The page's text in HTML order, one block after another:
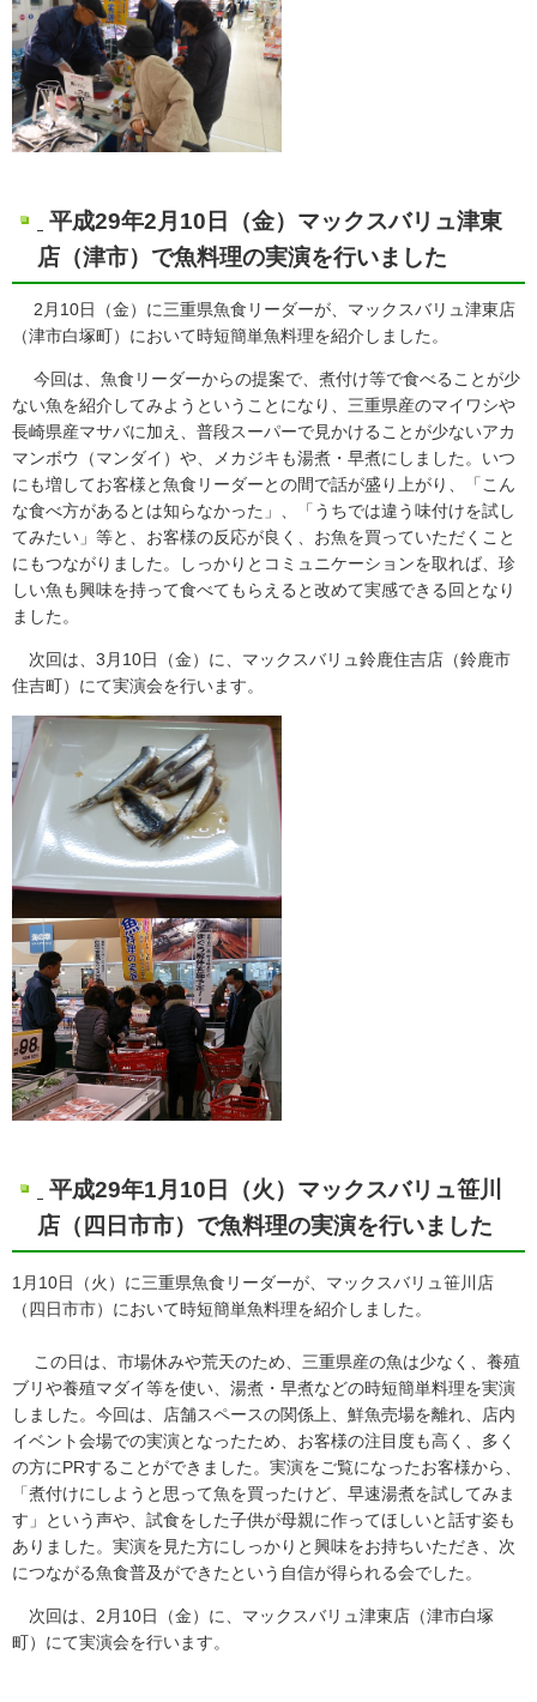
平成29年2月10日（金）マックスバリュ津東
店（津市）で魚料理の実演を行いました
2月10日（金）に三重県魚食リーダーが、マックスバリュ津東店
（津市白塚町）において時短簡単魚料理を紹介しました。
今回は、魚食リーダーからの提案で、煮付け等で食べることが少
ない魚を紹介してみようということになり、三重県産のマイワシや
長崎県産マサバに加え、普段スーパーで見かけることが少ないアカ
マンボウ（マンダイ）や、メカジキも湯煮・早煮にしました。いつ
にも増してお客様と魚食リーダーとの間で話が盛り上がり、「こん
な食べ方があるとは知らなかった」、「うちでは違う味付けを試し
てみたい」等と、お客様の反応が良く、お魚を買っていただくこと
にもつながりました。しっかりとコミュニケーションを取れば、珍
しい魚も興味を持って食べてもらえると改めて実感できる回となり
ました。
次回は、3月10日（金）に、マックスバリュ鈴鹿住吉店（鈴鹿市
住吉町）にて実演会を行います。
平成29年1月10日（火）マックスバリュ笹川
店（四日市市）で魚料理の実演を行いました
1月10日（火）に三重県魚食リーダーが、マックスバリュ笹川店
（四日市市）において時短簡単魚料理を紹介しました。
この日は、市場休みや荒天のため、三重県産の魚は少なく、養殖
ブリや養殖マダイ等を使い、湯煮・早煮などの時短簡単料理を実演
しました。今回は、店舗スペースの関係上、鮮魚売場を離れ、店内
イベント会場での実演となったため、お客様の注目度も高く、多く
の方にPRすることができました。実演をご覧になったお客様から、
「煮付けにしようと思って魚を買ったけど、早速湯煮を試してみま
す」という声や、試食をした子供が母親に作ってほしいと話す姿も
ありました。実演を見た方にしっかりと興味をお持ちいただき、次
につながる魚食普及ができたという自信が得られる会でした。
次回は、2月10日（金）に、マックスバリュ津東店（津市白塚
町）にて実演会を行います。